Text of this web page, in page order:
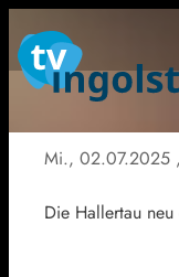
Mi., 02.07.2025
Die Hallertau